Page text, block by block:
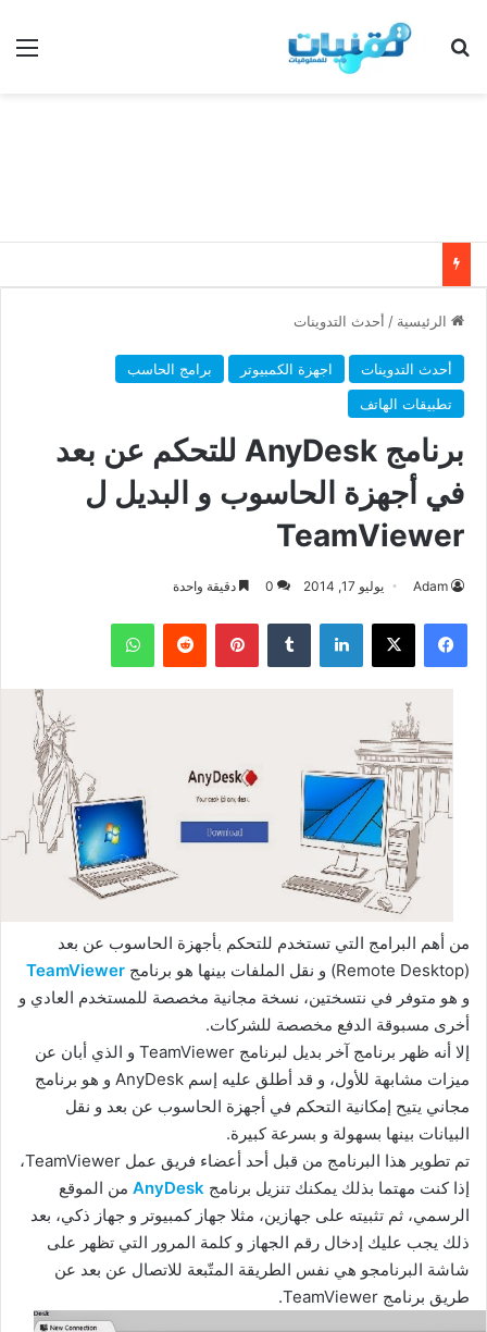
بحث عن
الرئيسية / أحدث التدوينات
أحدث التدوينات اجهزة الكمبيوتر
برامج الحاسب
تطبيقات الهاتف
برنامج AnyDesk للتحكم عن بعد
في أجهزة الحاسوب و البديل ل
TeamViewer
Adam يوليو 17, 2014 0 دقيقة واحدة
فيسبوك ‫X لينكدإن بينتيريست واتساب
من أهم البرامج التي تستخدم للتحكم بأجهزة الحاسوب عن بعد
(Remote Desktop) و نقل الملفات بينها هو برنامج
TeamViewer
و هو متوفر في نتسختين، نسخة مجانية مخصصة للمستخدم العادي و
أخرى مسبوقة الدفع مخصصة للشركات.
إلا أنه ظهر برنامج آخر بديل لبرنامج TeamViewer و الذي أبان عن
ميزات مشابهة للأول، و قد أطلق عليه إسم AnyDesk و هو برنامج
مجاني يتيح إمكانية التحكم في أجهزة الحاسوب عن بعد و نقل
البيانات بينها بسهولة و بسرعة كبيرة.
تم تطوير هذا البرنامج من قبل أحد أعضاء فريق عمل TeamViewer،
إذا كنت مهتما بذلك يمكنك تنزيل برنامج AnyDesk من الموقع
الرسمي، ثم تثبيته على جهازين، مثلا جهاز كمبيوتر و جهاز ذكي، بعد
ذلك يجب عليك إدخال رقم الجهاز و كلمة المرور التي تظهر على
شاشة البرنامجو هي نفس الطريقة المتّبعة للاتصال عن بعد عن
طريق برنامج TeamViewer.